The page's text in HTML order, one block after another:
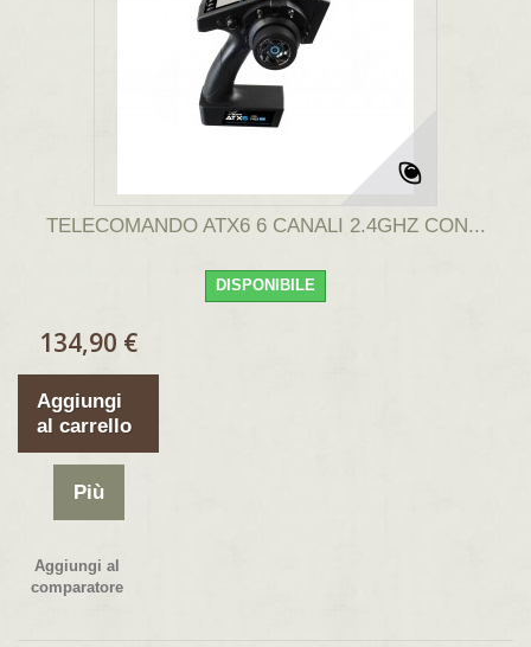
TELECOMANDO ATX6 6 CANALI 2.4GHZ CON...
DISPONIBILE
134,90 €
Aggiungi
al carrello
Più
Aggiungi al
comparatore